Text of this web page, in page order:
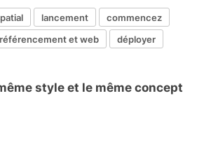
lancement
commencez
référencement et web déployer
style et le même concept